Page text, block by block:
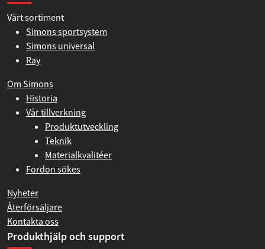
Vårt sortiment
Simons sportsystem
Simons universal
Ray
Om Simons
Historia
Vår tillverkning
Produktutveckling
Teknik
Materialkvalitéer
Fordon sökes
Nyheter
Återförsäljare
Kontakta oss
Produkthjälp och support